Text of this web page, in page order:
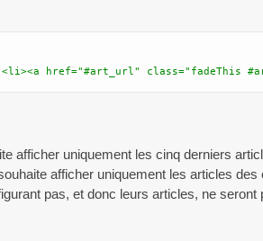
href="#art_url" class="fadeThis
afficher uniquement les cinq derniers
afficher uniquement les articles
pas, et donc leurs articles, ne seront